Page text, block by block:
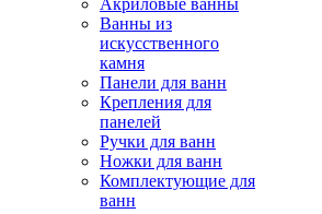
Акриловые ванны
Ванны из
искусственного
камня
Панели для ванн
Крепления для
панелей
Ручки для ванн
Ножки для ванн
Комплектующие для
ванн